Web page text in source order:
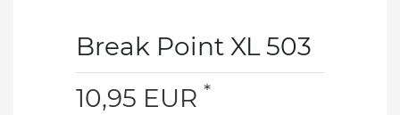
Break Point XL 503
10,95 EUR *